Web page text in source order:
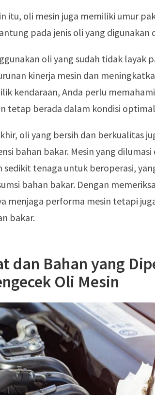
itu, oli mesin juga memiliki umur
pada jenis oli yang digunakan
oli yang sudah tidak layak
kinerja mesin dan
kendaraan, Anda perlu
tetap berada dalam kondisi
oli yang bersih dan berkualitas
bahan bakar. Mesin yang
sedikit tenaga untuk beroperasi,
bahan bakar. Dengan
menjaga performa mesin tetapi
bakar.
dan Bahan yang
Oli Mesin